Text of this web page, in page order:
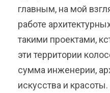
главным, на мой
работе
такими проектами,
эти территории
сумма инженерии,
искусства и